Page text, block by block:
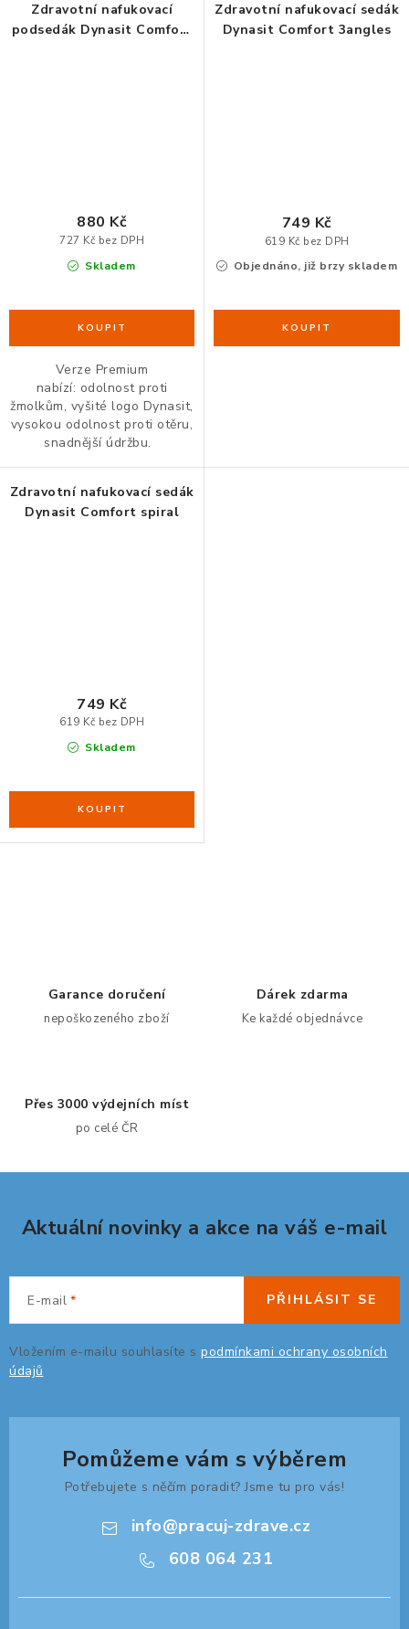
Zdravotní nafukovací
podsedák Dynasit Comfort
Skladem
727 Kč bez DPH
880 Kč
Verze Premium
nabízí: odolnost proti
žmolkům, vyšité logo Dynasit,
vysokou odolnost proti otěru,
snadnější údržbu.
Zdravotní nafukovací sedák
Dynasit Comfort 3angles
Objednáno, již brzy skladem
619 Kč bez DPH
749 Kč
Zdravotní nafukovací sedák
Dynasit Comfort spiral
Skladem
619 Kč bez DPH
749 Kč
i
u
Garance doručení
nepoškozeného zboží
Dárek zdarma
Ke každé objednávce
Přes 3000 výdejních míst
po celé ČR
Aktuální novinky a akce na váš e-mail
E-mail
Vložením e-mailu souhlasíte s podmínkami ochrany osobních
údajů
PŘIHLÁSIT SE
Pomůžeme vám s výběrem
Potřebujete s něčím poradit? Jsme tu pro vás!
info@pracuj-zdrave.cz
608 064 231